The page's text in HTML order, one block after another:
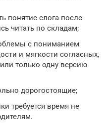
понятие слога после
читать по складам;
с пониманием
и мягкости согласных,
только одну версию
дорогостоящие;
требуется время не